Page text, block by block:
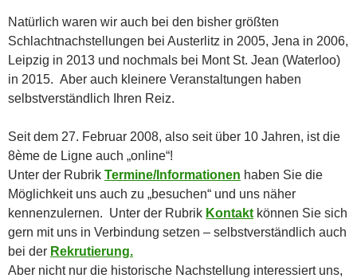
Natürlich waren wir auch bei den bisher größten
Schlachtnachstellungen bei Austerlitz in 2005, Jena in 2006,
Leipzig in 2013 und nochmals bei Mont St. Jean (Waterloo)
in 2015. Aber auch kleinere Veranstaltungen haben
selbstverständlich Ihren Reiz.
Seit dem 27. Februar 2008, also seit über 10 Jahren, ist die
8ème de Ligne auch „online“!
Unter der Rubrik Termine/Informationen haben Sie die
Möglichkeit uns auch zu „besuchen“ und uns näher
kennenzulernen. Unter der Rubrik Kontakt können Sie sich
gern mit uns in Verbindung setzen – selbstverständlich auch
bei der Rekrutierung.
Aber nicht nur die historische Nachstellung interessiert uns,